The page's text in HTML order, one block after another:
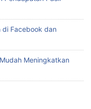
di Facebook dan
Meningkatkan